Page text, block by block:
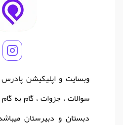
وبسایت و اپلیکیشن
سوالات ، جزوات ، گام به
دبستان و دبیرستان